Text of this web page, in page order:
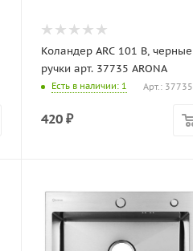
Коландер ARC 101 B, черные
ручки арт. 37735 ARONA
Есть в наличии: 1 Арт.: 37735
420 ₽